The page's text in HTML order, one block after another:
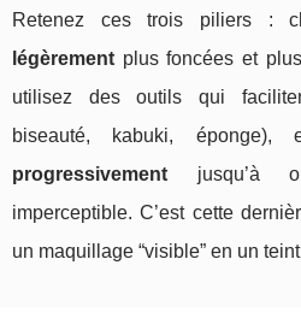
Retenez ces trois piliers :
légèrement plus foncées et
utilisez des outils qui
biseauté, kabuki, éponge),
progressivement jusqu’à
imperceptible. C’est cette
un maquillage “visible” en un